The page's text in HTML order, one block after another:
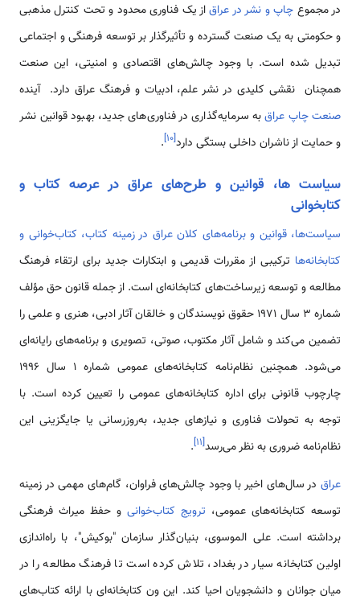
در مجموع چاپ و نشر در عراقاز یک فناوری محدود و تحت کنترل مذهبی
و حکومتی به یک صنعت گسترده و تأثیرگذار بر توسعه فرهنگی و اجتماعی
تبدیل شده است. با وجود چالش‌های اقتصادی و امنیتی، این صنعت
همچنان نقشی کلیدی در نشر علم، ادبیات و فرهنگ عراق دارد. آینده
صنعت چاپ عراقبه سرمایه‌گذاری در فناوری‌های جدید، بهبود قوانین نشر
و حمایت از ناشران داخلی بستگی دارد[۱۰]
.
سیاست ها، قوانین و طرح‌های عراق در عرصه کتاب و
کتابخوانی
سیاست‌ها، قوانین و برنامه‌های کلان عراق در زمینه کتاب، کتاب‌خوانی و
کتابخانه‌ها ترکیبی از مقررات قدیمی و ابتکارات جدید برای ارتقاء فرهنگ
مطالعه و توسعه زیرساخت‌های کتابخانه‌ای است. از جمله قانون حق مؤلف
شماره ۳ سال ۱۹۷۱ حقوق نویسندگان و خالقان آثار ادبی، هنری و علمی را
تضمین می‌کند و شامل آثار مکتوب، صوتی، تصویری و برنامه‌های رایانه‌ای
می‌شود. همچنین نظام‌نامه کتابخانه‌های عمومی شماره ۱ سال ۱۹۹۶
چارچوب قانونی برای اداره کتابخانه‌های عمومی را تعیین کرده است. با
توجه به تحولات فناوری و نیازهای جدید، به‌روزرسانی یا جایگزینی این
نظام‌نامه ضروری به نظر می‌رسد[۱۱]
.
عراق در سال‌های اخیر با وجود چالش‌های فراوان، گام‌های مهمی در زمینه
توسعه کتابخانه‌های عمومی، ترویج کتاب‌خوانی و حفظ میراث فرهنگی
برداشته است. علی الموسوی، بنیان‌گذار سازمان "بوکیش"، با راه‌اندازی
اولین کتابخانه سیار در بغداد، تلاش کرده است تا فرهنگ مطالعه را در
میان جوانان و دانشجویان احیا کند. این ون کتابخانه‌ای با ارائه کتاب‌های